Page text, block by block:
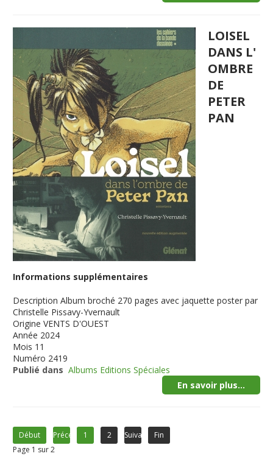
LOISEL
DANS L'
OMBRE
DE
PETER
PAN
Informations supplémentaires
Description Album broché 270 pages avec jaquette poster par
Christelle Pissavy-Yvernault
Origine VENTS D'OUEST
Année 2024
Mois 11
Numéro 2419
Publié dans Albums Editions Spéciales
En savoir plus...
Début Précédent1 2 Suivant
Fin
Page 1 sur 2